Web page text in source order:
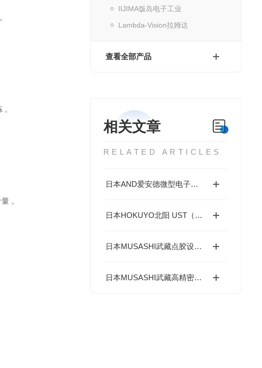
IIJIMA饭岛电子工业
Lambda-Vision拉姆达
查看全部产品
相关文章
RELATED ARTICLES
日本AND爱安德微型电子天平/分析天平（BA-T系列/BA系列（A&D Borealis）
日本HOKUYO北阳 UST（US）系列二维激光扫描光电传感器
日本MUSASHI武藏点胶设备，光通信与显示行业精准控制胶层厚薄均匀度
日本MUSASHI武藏高精密台式机械臂SHOTMASTER SX在哪些行业有应用？
。